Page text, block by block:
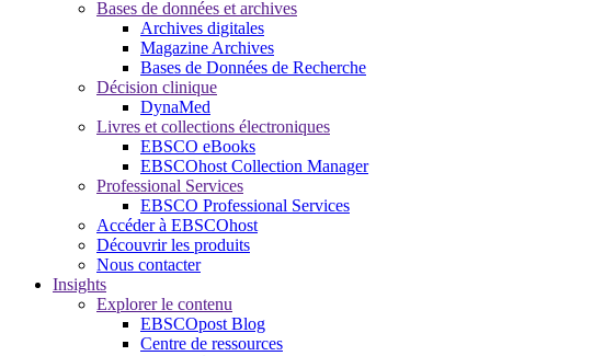
Bases de données et archives
Archives digitales
Magazine Archives
Bases de Données de Recherche
Décision clinique
DynaMed
Livres et collections électroniques
EBSCO eBooks
EBSCOhost Collection Manager
Professional Services
EBSCO Professional Services
Accéder à EBSCOhost
Découvrir les produits
Nous contacter
Insights
Explorer le contenu
EBSCOpost Blog
Centre de ressources